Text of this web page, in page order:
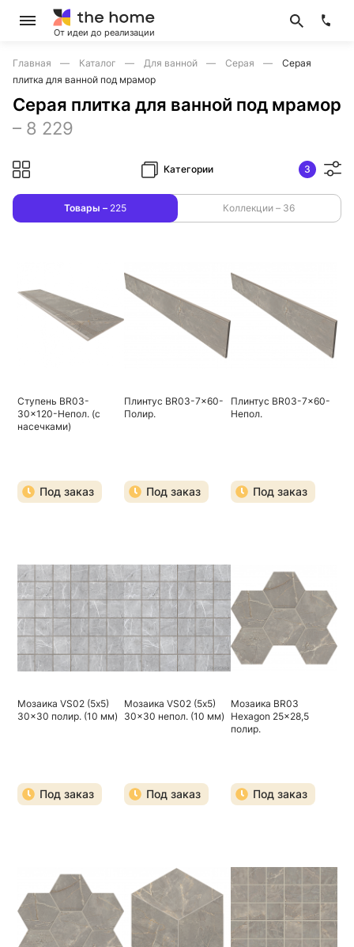
От идеи до реализации
Главная Каталог Для ванной Серая
Серая
плитка для ванной под мрамор
Серая плитка для ванной под мрамор
– 8 229
Категории 3
Товары – 225 Коллекции – 36
Ступень BR03-
30x120-Непол. (с
насечками)
Под заказ
Плинтус BR03-7x60-
Полир.
Под заказ
Плинтус BR03-7x60-
Непол.
Под заказ
Мозаика VS02 (5х5)
30x30 полир. (10 мм)
Под заказ
Мозаика VS02 (5х5)
30x30 непол. (10 мм)
Под заказ
Мозаика BR03
Hexagon 25x28,5
полир.
Под заказ